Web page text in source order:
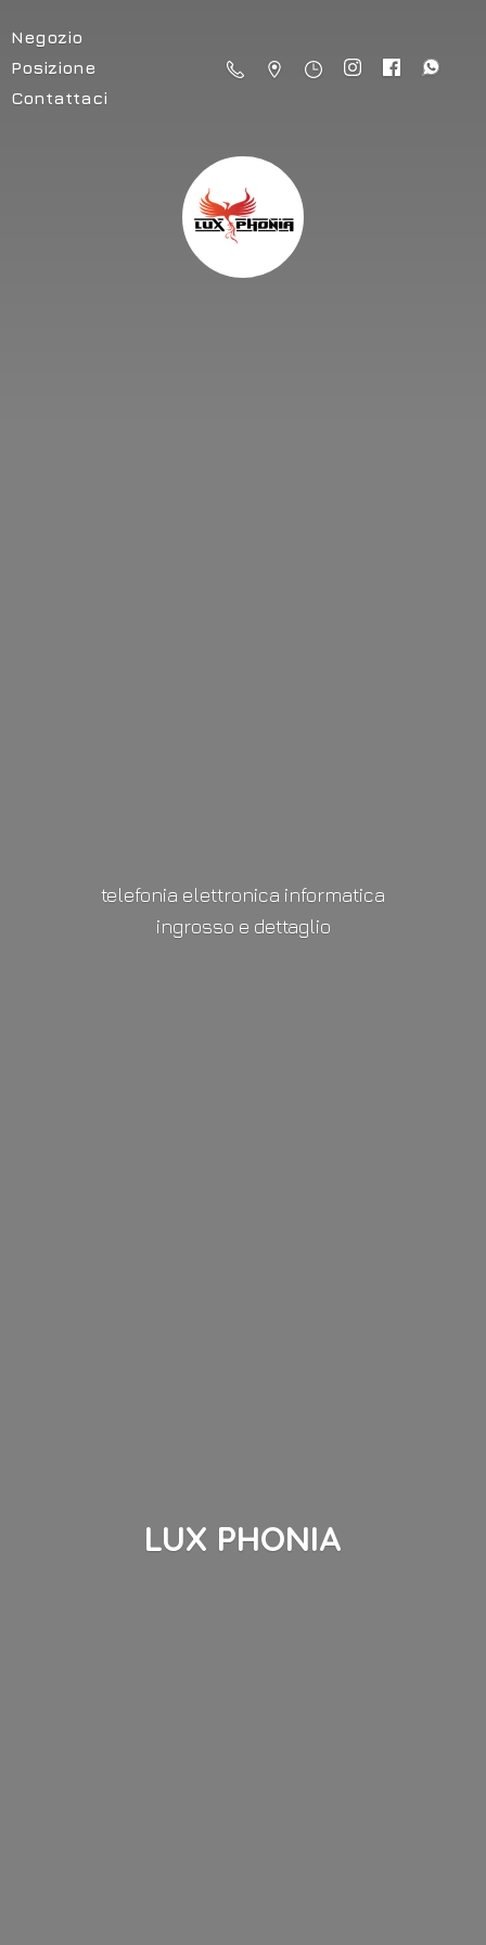
Negozio
Posizione
Contattaci
LUX PHONIA
telefonia elettronica informatica
ingrosso e dettaglio